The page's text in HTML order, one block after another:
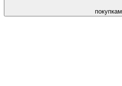
покупкам